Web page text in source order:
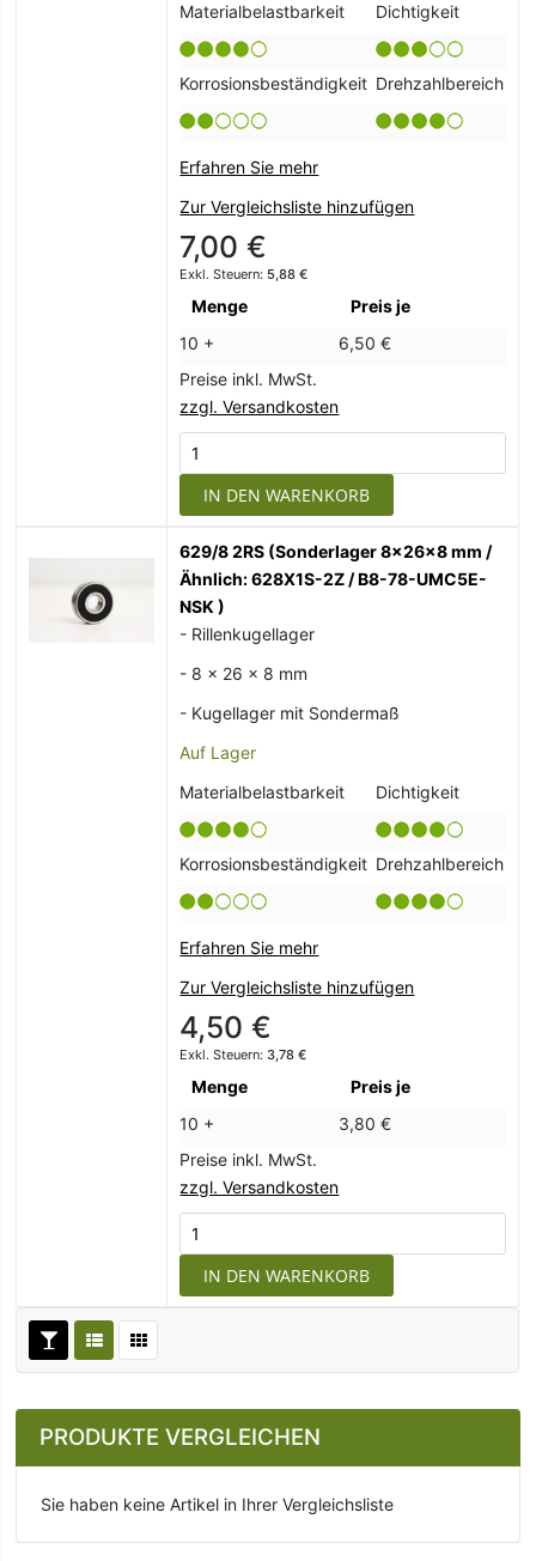
Materialbelastbarkeit
Dichtigkeit
Korrosionsbeständigkeit Drehzahlbereich
Erfahren Sie mehr
Zur Vergleichsliste hinzufügen
7,00 €
5,88 €
Menge
Preis je
10 +
6,50 €
Preise inkl. MwSt.
zzgl. Versandkosten
IN DEN WARENKORB
629/8 2RS (Sonderlager 8x26x8 mm /
Ähnlich: 628X1S-2Z / B8-78-UMC5E-
NSK )
- Rillenkugellager
- 8 x 26 x 8 mm
- Kugellager mit Sondermaß
Auf Lager
Materialbelastbarkeit
Dichtigkeit
Korrosionsbeständigkeit Drehzahlbereich
Erfahren Sie mehr
Zur Vergleichsliste hinzufügen
4,50 €
3,78 €
Menge
Preis je
10 +
3,80 €
Preise inkl. MwSt.
zzgl. Versandkosten
IN DEN WARENKORB
PRODUKTE VERGLEICHEN
Sie haben keine Artikel in Ihrer Vergleichsliste